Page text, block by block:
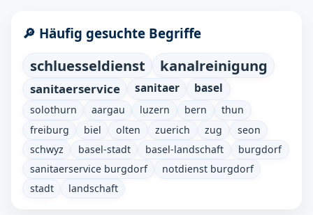
🔎 Häufig gesuchte Begriffe
schluesseldienst kanalreinigung
sanitaerservice sanitaer basel
solothurn aargau luzern bern
thun
freiburg
biel olten zuerich zug
seon
schwyz
basel-stadt basel-landschaft
burgdorf
sanitaerservice burgdorf
notdienst burgdorf
stadt
landschaft